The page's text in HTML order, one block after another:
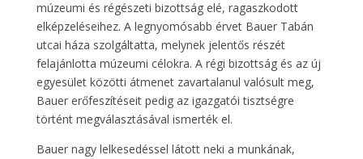
múzeumi és régészeti bizottság elé, ragaszkodott
elképzeléseihez. A legnyomósabb érvet Bauer Tabán
utcai háza szolgáltatta, melynek jelentős részét
felajánlotta múzeumi célokra. A régi bizottság és az új
egyesület közötti átmenet zavartalanul valósult meg,
Bauer erőfeszítéseit pedig az igazgatói tisztségre
történt megválasztásával ismerték el.
Bauer nagy lelkesedéssel látott neki a munkának,